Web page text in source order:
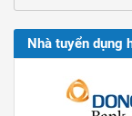
Nhà tuyển dụng